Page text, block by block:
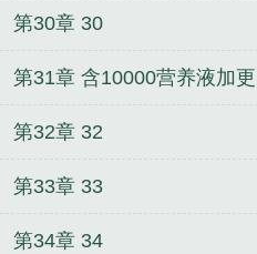
第30章 30
第31章 含10000营养液加更
第32章 32
第33章 33
第34章 34